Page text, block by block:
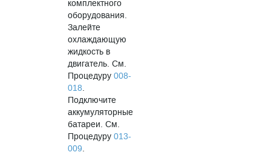
комплектного
оборудования.
Залейте
охлаждающую
жидкость в
двигатель. См.
Процедуру008-
018.
Подключите
аккумуляторные
батареи. См.
Процедуру013-
009.